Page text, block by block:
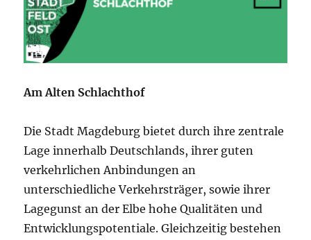
Am Alten Schlachthof
Die Stadt Magdeburg bietet durch ihre zentrale
Lage innerhalb Deutschlands, ihrer guten
verkehrlichen Anbindungen an
unterschiedliche Verkehrsträger, sowie ihrer
Lagegunst an der Elbe hohe Qualitäten und
Entwicklungspotentiale. Gleichzeitig bestehen